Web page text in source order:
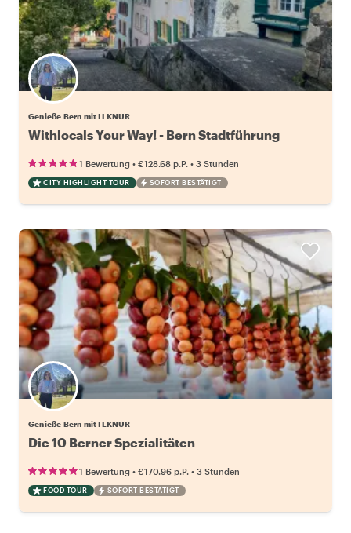
Genieße Bern mit ILKNUR
Withlocals Your Way! - Bern Stadtführung
1 Bewertung • €128.68 p.P. • 3 Stunden
CITY HIGHLIGHT TOUR SOFORT BESTÄTIGT
Genieße Bern mit ILKNUR
Die 10 Berner Spezialitäten
1 Bewertung • €170.96 p.P. • 3 Stunden
FOOD TOUR SOFORT BESTÄTIGT